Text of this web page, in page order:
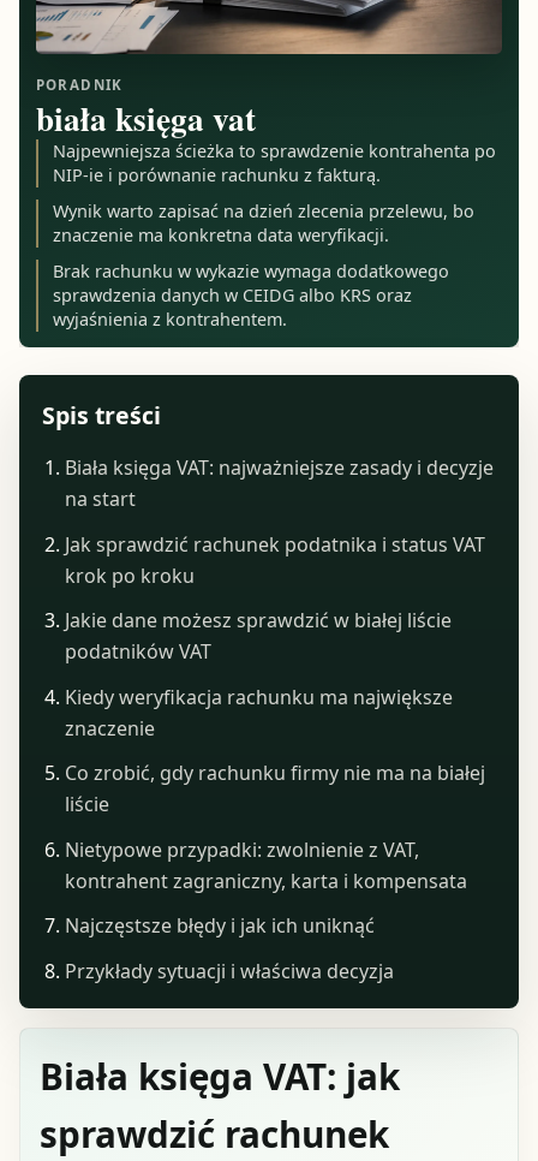
PORADNIK
biała księga vat
Najpewniejsza ścieżka to sprawdzenie kontrahenta po
NIP-ie i porównanie rachunku z fakturą.
Wynik warto zapisać na dzień zlecenia przelewu, bo
znaczenie ma konkretna data weryfikacji.
Brak rachunku w wykazie wymaga dodatkowego
sprawdzenia danych w CEIDG albo KRS oraz
wyjaśnienia z kontrahentem.
Biała księga VAT: jak
sprawdzić rachunek
Spis treści
Biała księga VAT: najważniejsze zasady i decyzje
na start
Jak sprawdzić rachunek podatnika i status VAT
krok po kroku
Jakie dane możesz sprawdzić w białej liście
podatników VAT
Kiedy weryfikacja rachunku ma największe
znaczenie
Co zrobić, gdy rachunku firmy nie ma na białej
liście
Nietypowe przypadki: zwolnienie z VAT,
kontrahent zagraniczny, karta i kompensata
Najczęstsze błędy i jak ich uniknąć
Przykłady sytuacji i właściwa decyzja